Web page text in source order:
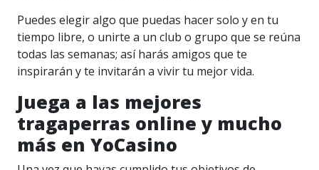
Puedes elegir algo que puedas hacer solo y en tu
tiempo libre, o unirte a un club o grupo que se reúna
todas las semanas; así harás amigos que te
inspirarán y te invitarán a vivir tu mejor vida.
Juega a las mejores
tragaperras online y mucho
más en YoCasino